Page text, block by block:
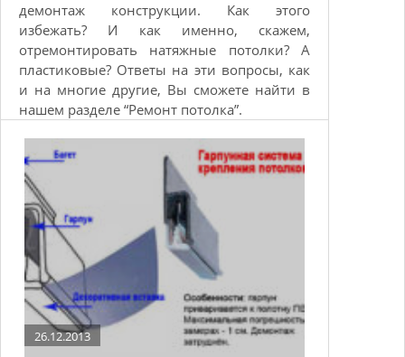
демонтаж конструкции. Как этого
избежать? И как именно, скажем,
отремонтировать натяжные потолки? А
пластиковые? Ответы на эти вопросы, как
и на многие другие, Вы сможете найти в
нашем разделе “Ремонт потолка”.
26.12.2013